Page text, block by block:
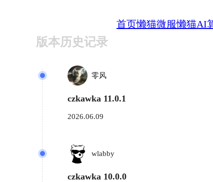
首页懒猫微服懒猫AI
版本历史记录
零风
czkawka 11.0.1
2026.06.09
wlabby
czkawka 10.0.0